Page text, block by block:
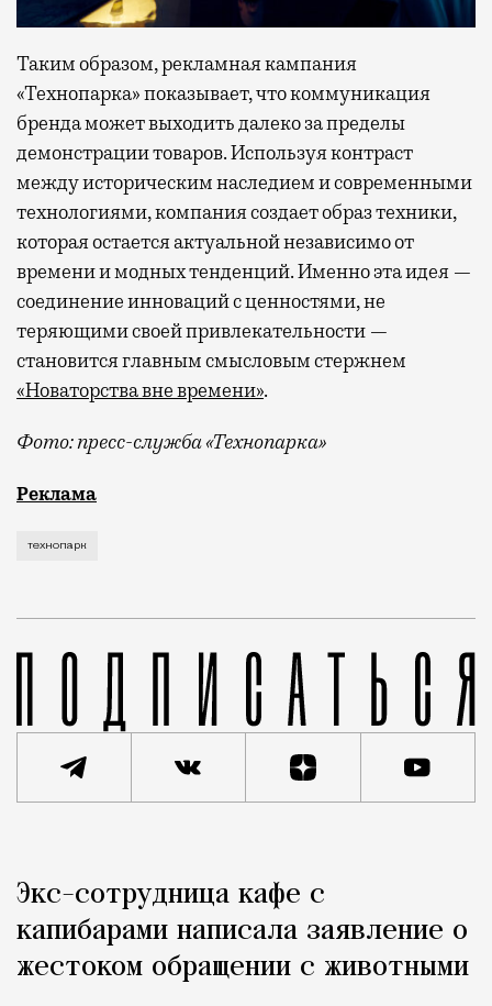
Таким образом, рекламная кампания
«Технопарка» показывает, что коммуникация
бренда может выходить далеко за пределы
демонстрации товаров. Используя контраст
между историческим наследием и современными
технологиями, компания создает образ техники,
которая остается актуальной независимо от
времени и модных тенденций. Именно эта идея —
соединение инноваций с ценностями, не
теряющими своей привлекательности —
становится главным смысловым стержнем
«Новаторства вне времени».
Фото: пресс-служба «Технопарка»
Рекламные кампании техники редко выходят за
Реклама
технопарк
Город
Экс-сотрудница кафе с
капибарами написала заявление о
жестоком обращении с животными